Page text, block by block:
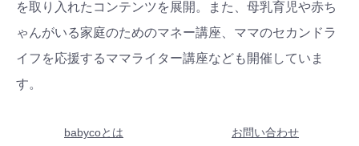
を取り入れたコンテンツを展開。また、母乳育児や赤ち
ゃんがいる家庭のためのマネー講座、ママのセカンドラ
イフを応援するママライター講座なども開催していま
す。
babycoとは お問い合わせ